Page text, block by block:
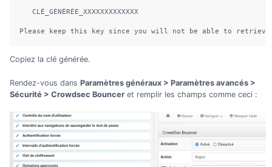
   CLÉ_GÉNÉRÉE_XXXXXXXXXXXXX
Please keep this key since you will not be able to
Copiez la clé générée.
Rendez-vous dans Paramètres généraux > Paramètres avancés >
Sécurité > Crowdsec Bouncer et remplir les champs comme ceci :